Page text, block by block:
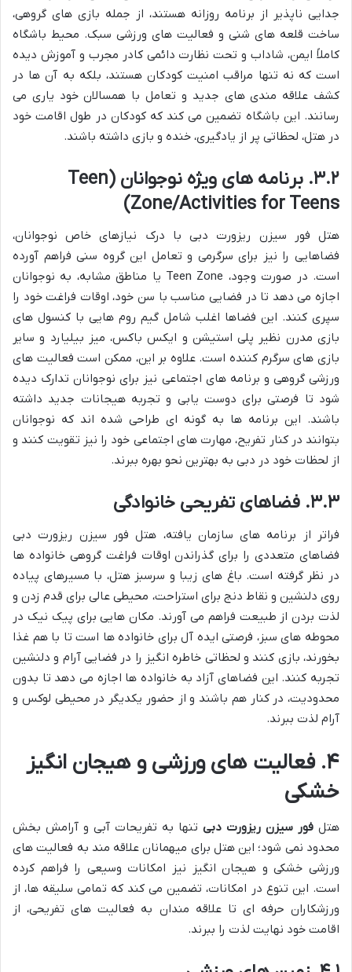
جدایی ناپذیر از برنامه روزانه هستند، از جمله بازی های گروهی،
ساخت قلعه های شنی و فعالیت های ورزشی سبک. محیط باشگاه
کاملاً ایمن، شاداب و تحت نظارت دائمی کادر مجرب و آموزش دیده
است که نه تنها مراقب امنیت کودکان هستند، بلکه به آن ها در
کشف علاقه مندی های جدید و تعامل با همسالان خود یاری می
رسانند. این باشگاه تضمین می کند که کودکان در طول اقامت خود
در هتل، لحظاتی پر از یادگیری، خنده و بازی داشته باشند.
۳.۲. برنامه های ویژه نوجوانان (Teen
Zone/Activities for Teens)
هتل فور سیزن ریزورت دبی با درک نیازهای خاص نوجوانان،
فضاهایی را نیز برای سرگرمی و تعامل این گروه سنی فراهم آورده
است. در صورت وجود، Teen Zone یا مناطق مشابه، به نوجوانان
اجازه می دهد تا در فضایی مناسب با سن خود، اوقات فراغت خود را
سپری کنند. این فضاها اغلب شامل گیم روم هایی با کنسول های
بازی مدرن نظیر پلی استیشن و ایکس باکس، میز بیلیارد و سایر
بازی های سرگرم کننده است. علاوه بر این، ممکن است فعالیت های
ورزشی گروهی و برنامه های اجتماعی نیز برای نوجوانان تدارک دیده
شود تا فرصتی برای دوست یابی و تجربه هیجانات جدید داشته
باشند. این برنامه ها به گونه ای طراحی شده اند که نوجوانان
بتوانند در کنار تفریح، مهارت های اجتماعی خود را نیز تقویت کنند و
از لحظات خود در دبی به بهترین نحو بهره ببرند.
۳.۳. فضاهای تفریحی خانوادگی
فراتر از برنامه های سازمان یافته، هتل فور سیزن ریزورت دبی
فضاهای متعددی را برای گذراندن اوقات فراغت گروهی خانواده ها
در نظر گرفته است. باغ های زیبا و سرسبز هتل، با مسیرهای پیاده
روی دلنشین و نقاط دنج برای استراحت، محیطی عالی برای قدم زدن و
لذت بردن از طبیعت فراهم می آورند. مکان هایی برای پیک نیک در
محوطه های سبز، فرصتی ایده آل برای خانواده ها است تا با هم غذا
بخورند، بازی کنند و لحظاتی خاطره انگیز را در فضایی آرام و دلنشین
تجربه کنند. این فضاهای آزاد به خانواده ها اجازه می دهد تا بدون
محدودیت، در کنار هم باشند و از حضور یکدیگر در محیطی لوکس و
آرام لذت ببرند.
۴. فعالیت های ورزشی و هیجان انگیز
خشکی
هتل فور سیزن ریزورت دبی تنها به تفریحات آبی و آرامش بخش
محدود نمی شود؛ این هتل برای میهمانان علاقه مند به فعالیت های
ورزشی خشکی و هیجان انگیز نیز امکانات وسیعی را فراهم کرده
است. این تنوع در امکانات، تضمین می کند که تمامی سلیقه ها، از
ورزشکاران حرفه ای تا علاقه مندان به فعالیت های تفریحی، از
اقامت خود نهایت لذت را ببرند.